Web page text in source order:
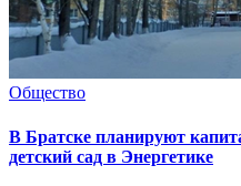
Общество
В Братске планируют
детский сад в Энергетике